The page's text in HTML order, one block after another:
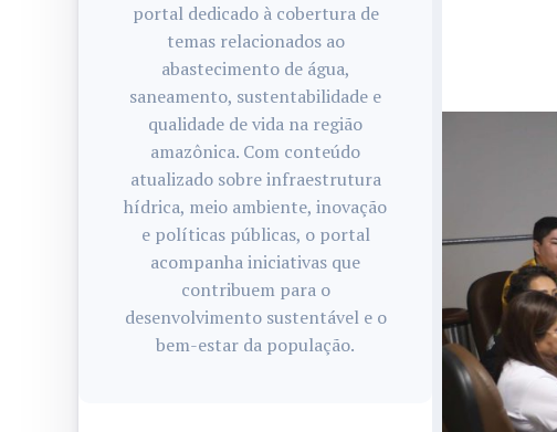
portal dedicado à cobertura de
temas relacionados ao
abastecimento de água,
saneamento, sustentabilidade e
qualidade de vida na região
amazônica. Com conteúdo
atualizado sobre infraestrutura
hídrica, meio ambiente, inovação
e políticas públicas, o portal
acompanha iniciativas que
contribuem para o
desenvolvimento sustentável e o
bem-estar da população.